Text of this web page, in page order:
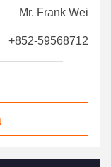
Mr. Frank Wei
+852-59568712